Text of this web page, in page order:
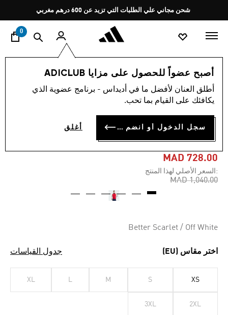
Pause
promotion
rotation
شحن مجاني علي الطلبات التي تزيد عن 600 درهم مغربي
0
أصبح عضواً للحصول على مزايا ADICLUB
أطلق العنان لأفضل ما في أديداس - برنامج عضوية الذي
يكافئك على القيام بما تحب.
سجل الدخول أو انضم الآن أغلق
الرجال ملابس
-30%
(163)
القميص الرياضي ARSENAL FC
OG
MAD 728.00
:السعر الأصلي لهذا المنتج
Price reduced from
MAD 1,040.00
to
Better Scarlet / Off White
اختر مقاس (EU) جدول القياسات
XS
S
M
L
XL
2XL
3XL